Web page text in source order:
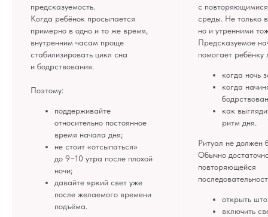
предсказуемость.
Когда ребёнок просыпается
примерно в одно и то же время,
внутренним часам проще
стабилизировать цикл сна
и бодрствования.
Поэтому:
поддерживайте
относительно постоянное
время начала дня;
не стоит «отсыпаться»
до 9−10 утра после плохой
ночи;
давайте яркий свет уже
после желаемого времени
подъёма.
с
среды. Не только
но и утренними
Предсказуемое
помогает ребёнку
когда ночь
когда
как
ритм дня.
Ритуал не должен
Обычно
повторяющейся
открыть
включить